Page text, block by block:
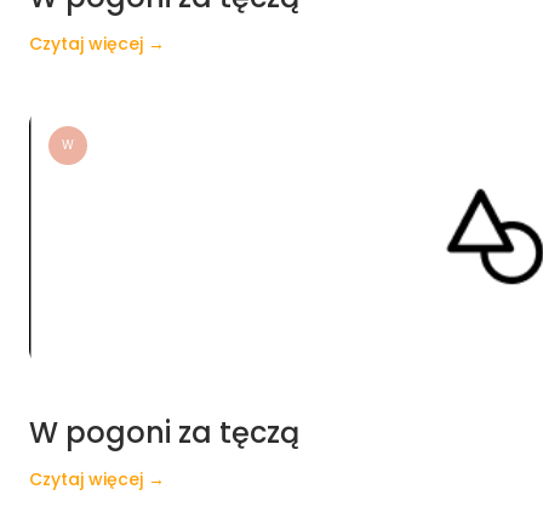
Czytaj więcej →
W
W pogoni za tęczą
Czytaj więcej →